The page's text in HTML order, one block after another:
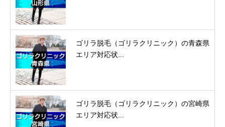
ゴリラ脱毛（ゴリラクリニック）の青森県
エリア対応状...
ゴリラ脱毛（ゴリラクリニック）の宮崎県
エリア対応状...